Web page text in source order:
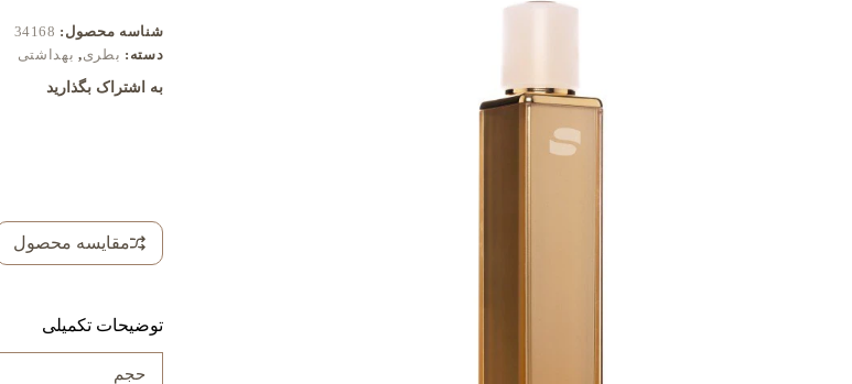
شناسه محصول: 34168
دسته: بطری, بهداشتی
به اشتراک بگذارید
مقایسه محصول
توضیحات تکمیلی
حجم